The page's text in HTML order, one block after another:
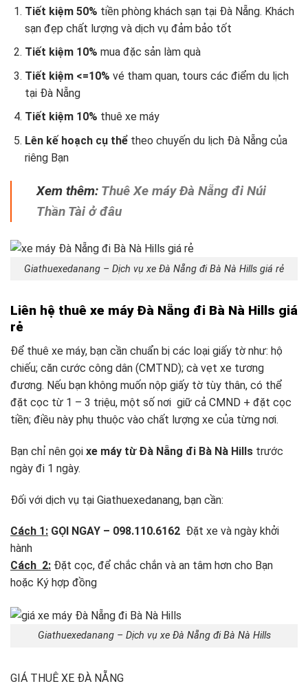
Tiết kiệm 50% tiền phòng khách sạn tại Đà Nẵng. Khách
sạn đẹp chất lượng và dịch vụ đảm bảo tốt
Tiết kiệm 10% mua đặc sản làm quà
Tiết kiệm <=10% vé tham quan, tours các điểm du lịch
tại Đà Nẵng
Tiết kiệm 10% thuê xe máy
Lên kế hoạch cụ thể theo chuyến du lịch Đà Nẵng của
riêng Bạn
Xem thêm: Thuê Xe máy Đà Nẵng đi Núi
Thần Tài ở đâu
Giathuexedanang – Dịch vụ xe Đà Nẵng đi Bà Nà Hills giá rẻ
Liên hệ thuê xe máy Đà Nẵng đi Bà Nà Hills giá
rẻ
Để thuê xe máy, bạn cần chuẩn bị các loại giấy tờ như: hộ
chiếu; căn cước công dân (CMTND); cà vẹt xe tương
đương. Nếu bạn không muốn nộp giấy tờ tùy thân, có thể
đặt cọc từ 1 – 3 triệu, một số nơi giữ cả CMND + đặt cọc
tiền; điều này phụ thuộc vào chất lượng xe của từng nơi.
Bạn chỉ nên gọi xe máy từ Đà Nẵng đi Bà Nà Hills trước
ngày đi 1 ngày.
Đối với dịch vụ tại Giathuexedanang, bạn cần:
Cách 1: GỌI NGAY – 098.110.6162 Đặt xe và ngày khởi
hành
Cách 2: Đặt cọc, để chắc chắn và an tâm hơn cho Bạn
hoặc Ký hợp đồng
Giathuexedanang – Dịch vụ xe Đà Nẵng đi Bà Nà Hills
GIÁ THUÊ XE ĐÀ NẴNG